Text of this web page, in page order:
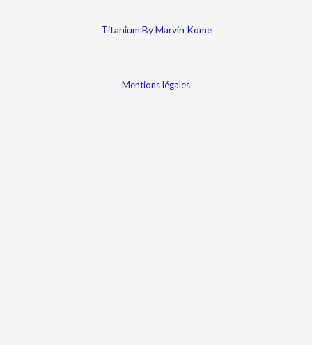
Titanium By Marvin Kome
Mentions légales